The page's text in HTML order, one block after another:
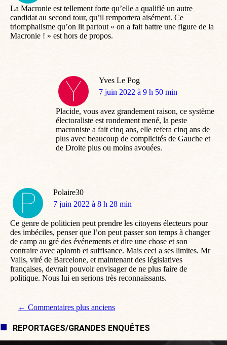
La Macronie est tellement forte qu’elle a qualifié un autre
candidat au second tour, qu’il remportera aisément. Ce
triomphalisme qu’on lit partout « on a fait battre une figure de la
Macronie ! » est hors de propos.
Yves Le Pog
dit
7 juin 2022 à 9 h 50 min
Placide, vous avez grandement raison, ce système
électoraliste est rondement mené, la peste
macroniste a fait cinq ans, elle refera cinq ans de
plus avec beaucoup de complicités de Gauche et
de Droite plus ou moins avouées.
Polaire30
dit
7 juin 2022 à 8 h 28 min
Ce genre de politicien peut prendre les citoyens électeurs pour
des imbéciles, penser que l’on peut passer son temps à changer
de camp au gré des événements et dire une chose et son
contraire avec aplomb et suffisance. Mais ceci a ses limites. Mr
Valls, viré de Barcelone, et maintenant des législatives
françaises, devrait pouvoir envisager de ne plus faire de
politique. Nous lui en serions très reconnaissants.
Navigation de commentaire
← Commentaires plus anciens
REPORTAGES/GRANDES ENQUÊTES